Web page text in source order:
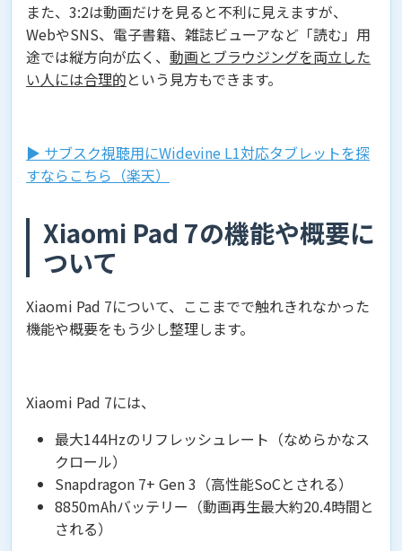
また、3:2は動画だけを見ると不利に見えますが、
WebやSNS、電子書籍、雑誌ビューアなど「読む」用
途では縦方向が広く、 動画とブラウジングを両立した
い人には合理的という見方もできます。
▶︎ サブスク視聴用にWidevine L1対応タブレットを探
すならこちら（楽天）
Xiaomi Pad 7の機能や概要に
ついて
Xiaomi Pad 7について、ここまでで触れきれなかった
機能や概要をもう少し整理します。
Xiaomi Pad 7には、
最大144Hzのリフレッシュレート（なめらかなス
クロール）
Snapdragon 7+ Gen 3（高性能SoCとされる）
8850mAhバッテリー（動画再生最大約20.4時間と
される）